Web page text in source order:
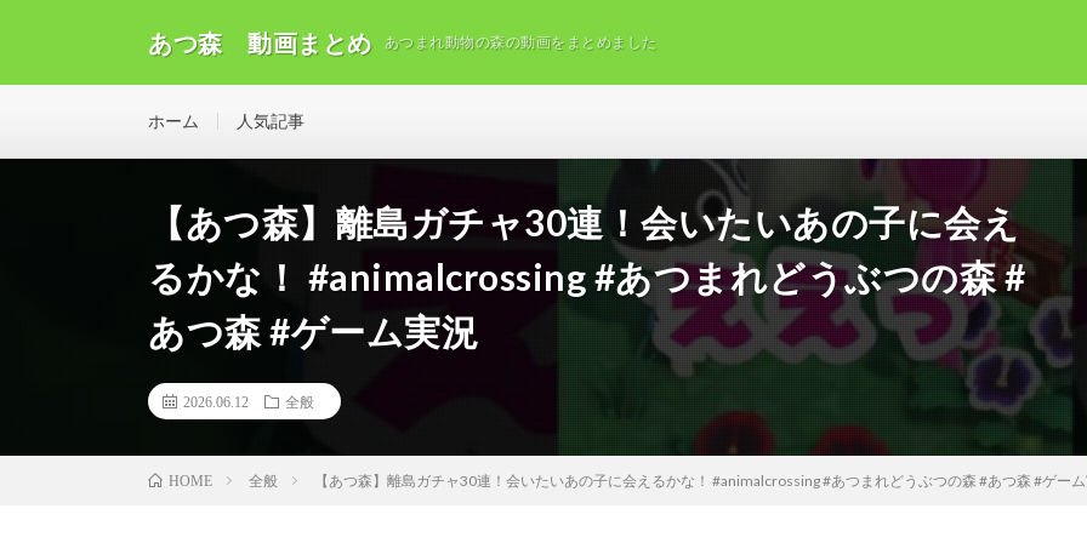
あつ森 動画まとめ あつまれ動物の森の動画をまとめました
ホーム 人気記事
【あつ森】離島ガチャ30連！会いたいあの子に会え
るかな！ #animalcrossing #あつまれどうぶつの森 #
あつ森 #ゲーム実況
2026.06.12 全般
HOME 全般 【あつ森】離島ガチャ30連！会いたいあの子に会えるかな！ #animalcrossing #あつまれどうぶつの森 #あつ森 #ゲー